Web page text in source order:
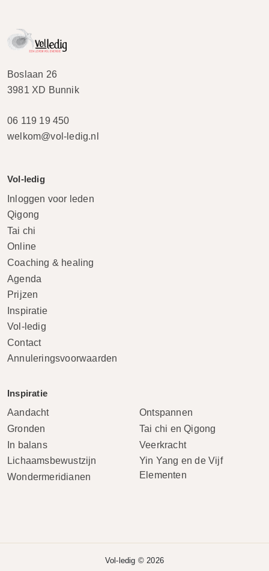
Boslaan 26
3981 XD Bunnik
06 119 19 450
welkom@vol-ledig.nl
Vol-ledig
Inloggen voor leden
Qigong
Tai chi
Online
Coaching & healing
Agenda
Prijzen
Inspiratie
Vol-ledig
Contact
Annuleringsvoorwaarden
Inspiratie
Aandacht
Gronden
In balans
Lichaamsbewustzijn
Wondermeridianen
Ontspannen
Tai chi en Qigong
Veerkracht
Yin Yang en de Vijf
Elementen
Vol-ledig © 2026